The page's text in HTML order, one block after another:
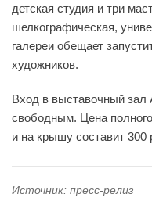
детская студия и три
шелкографическая,
галереи обещает
художников.
Вход в выставочный зал
свободным. Цена
и на крышу составит 300
Источник: пресс-релиз